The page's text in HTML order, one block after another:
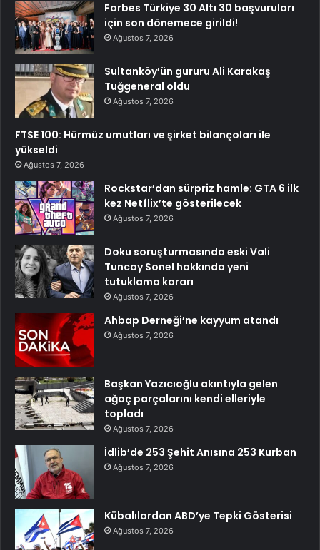
Forbes Türkiye 30 Altı 30 başvuruları
için son dönemece girildi!
Ağustos 7, 2026
Sultanköy’ün gururu Ali Karakaş
Tuğgeneral oldu
Ağustos 7, 2026
FTSE 100: Hürmüz umutları ve şirket bilançoları ile
yükseldi
Ağustos 7, 2026
Rockstar’dan sürpriz hamle: GTA 6 ilk
kez Netflix’te gösterilecek
Ağustos 7, 2026
Doku soruşturmasında eski Vali
Tuncay Sonel hakkında yeni
tutuklama kararı
Ağustos 7, 2026
Ahbap Derneği’ne kayyum atandı
Ağustos 7, 2026
Başkan Yazıcıoğlu akıntıyla gelen
ağaç parçalarını kendi elleriyle
topladı
Ağustos 7, 2026
İdlib’de 253 Şehit Anısına 253 Kurban
Ağustos 7, 2026
Kübalılardan ABD’ye Tepki Gösterisi
Ağustos 7, 2026